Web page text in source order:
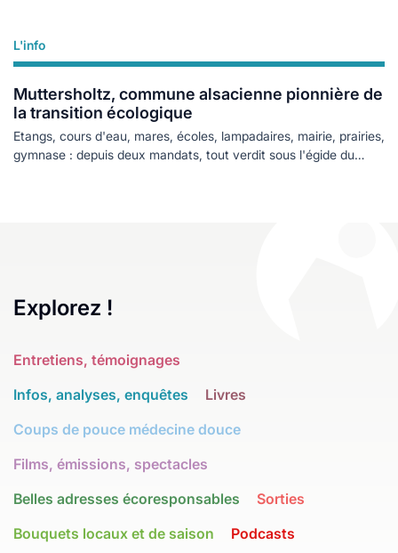
L'info
Muttersholtz, commune alsacienne pionnière de
la transition écologique
Etangs, cours d'eau, mares, écoles, lampadaires, mairie, prairies,
gymnase : depuis deux mandats, tout verdit sous l'égide du
Lire plus
Explorez !
Entretiens, témoignages
Infos, analyses, enquêtes
Livres
Coups de pouce médecine douce
Films, émissions, spectacles
Belles adresses écoresponsables
Sorties
Bouquets locaux et de saison
Podcasts